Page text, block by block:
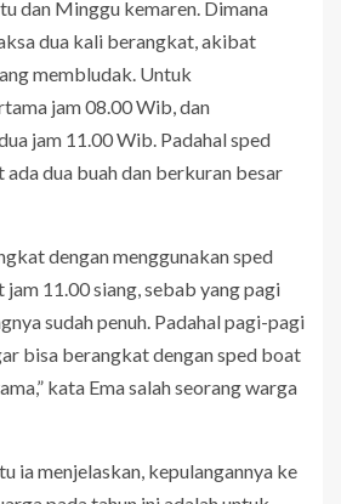
dan Minggu kemaren. Dimana
dua kali berangkat, akibat
membludak. Untuk
jam 08.00 Wib, dan
jam 11.00 Wib. Padahal sped
dua buah dan berkuran besar
dengan menggunakan sped
11.00 siang, sebab yang pagi
sudah penuh. Padahal pagi-pagi
bisa berangkat dengan sped boat
kata Ema salah seorang warga
ia menjelaskan, kepulangannya ke